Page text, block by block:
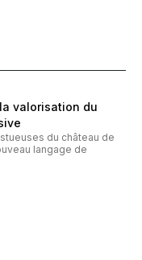
valorisation du
du château de
langage de